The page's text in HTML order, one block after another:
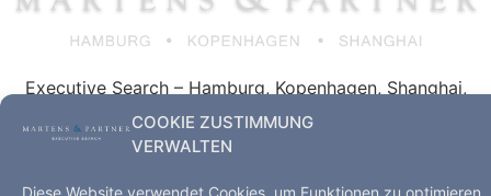
COOKIE ZUSTIMMUNG
VERWALTEN
Diese Website verwendet Cookies, um Funktionen zu optimieren.
Executive Search – Hamburg, Kopenhagen, Shanghai,
Düsseldorf
Startseite
Leistungen
Impressum
Datenschutz
Kontakt